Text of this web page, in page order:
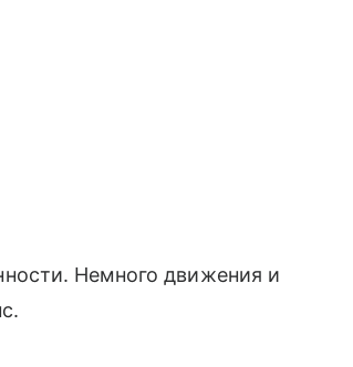
Немного движения и